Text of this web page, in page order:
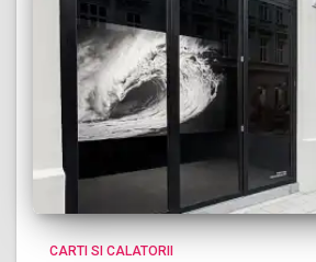
CARTI SI CALATORII